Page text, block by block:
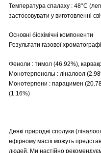
Температура спалаху : 48°C
застосовувати у виготовленні
Основні біохімічні компоненти
Результати газової
Феноли : тимол (46.92%),
Монотерпенолы : ліналоол
Монотерпени : парацимен
(1.16%)
Деякі природні сполуки
ефірному маслі можуть
людей. Ми настійно